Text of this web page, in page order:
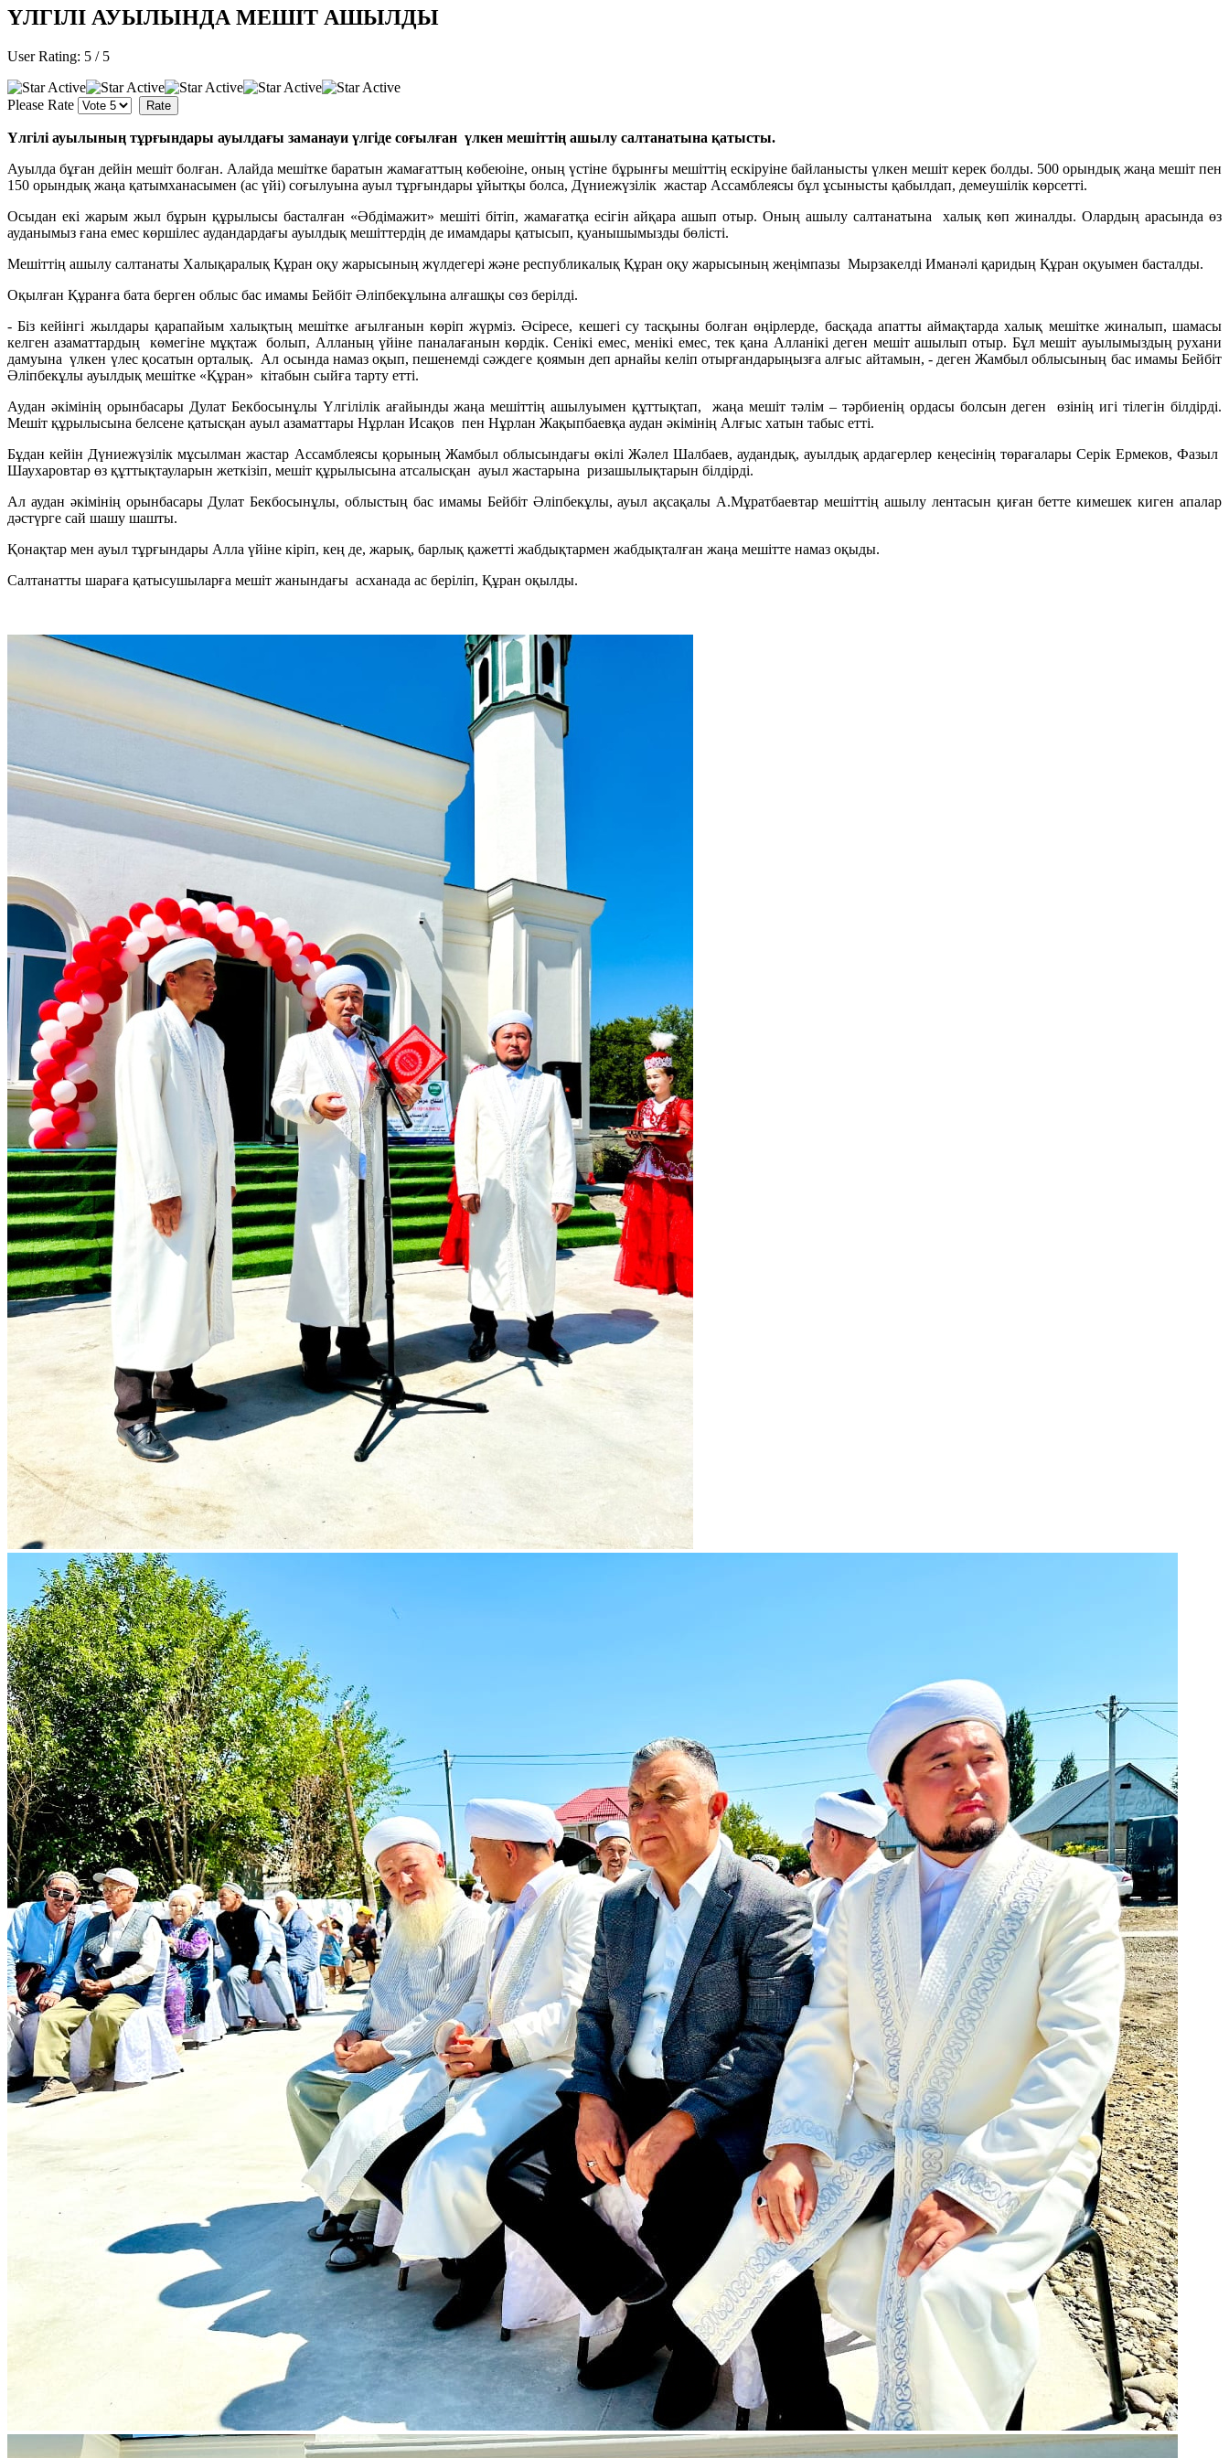
ҮЛГІЛІ АУЫЛЫНДА МЕШІТ АШЫЛДЫ
User Rating: 5 / 5
Please Rate
Үлгілі ауылының тұрғындары ауылдағы заманауи үлгіде соғылған үлкен мешіттің ашылу салтанатына қатысты.
Ауылда бұған дейін мешіт болған. Алайда мешітке баратын жамағаттың көбеюіне, оның үстіне бұрынғы мешіттің ескіруіне байланысты үлкен мешіт керек болды. 500 орындық жаңа мешіт пен
150 орындық жаңа қатымханасымен (ас үйі) соғылуына ауыл тұрғындары ұйытқы болса, Дүниежүзілік жастар Ассамблеясы бұл ұсынысты қабылдап, демеушілік көрсетті.
Осыдан екі жарым жыл бұрын құрылысы басталған «Әбдімажит» мешіті бітіп, жамағатқа есігін айқара ашып отыр. Оның ашылу салтанатына халық көп жиналды. Олардың арасында өз
ауданымыз ғана емес көршілес аудандардағы ауылдық мешіттердің де имамдары қатысып, қуанышымызды бөлісті.
Мешіттің ашылу салтанаты Халықаралық Құран оқу жарысының жүлдегері және республикалық Құран оқу жарысының жеңімпазы Мырзакелді Иманәлі қаридың Құран оқуымен басталды.
Оқылған Құранға бата берген облыс бас имамы Бейбіт Әліпбекұлына алғашқы сөз берілді.
- Біз кейінгі жылдары қарапайым халықтың мешітке ағылғанын көріп жүрміз. Әсіресе, кешегі су тасқыны болған өңірлерде, басқада апатты аймақтарда халық мешітке жиналып, шамасы
келген азаматтардың көмегіне мұқтаж болып, Алланың үйіне паналағанын көрдік. Сенікі емес, менікі емес, тек қана Алланікі деген мешіт ашылып отыр. Бұл мешіт ауылымыздың рухани
дамуына үлкен үлес қосатын орталық. Ал осында намаз оқып, пешенемді сәждеге қоямын деп арнайы келіп отырғандарыңызға алғыс айтамын, - деген Жамбыл облысының бас имамы Бейбіт
Әліпбекұлы ауылдық мешітке «Құран» кітабын сыйға тарту етті.
Аудан әкімінің орынбасары Дулат Бекбосынұлы Үлгілілік ағайынды жаңа мешіттің ашылуымен құттықтап, жаңа мешіт тәлім – тәрбиенің ордасы болсын деген өзінің игі тілегін білдірді.
Мешіт құрылысына белсене қатысқан ауыл азаматтары Нұрлан Исақов пен Нұрлан Жақыпбаевқа аудан әкімінің Алғыс хатын табыс етті.
Бұдан кейін Дүниежүзілік мұсылман жастар Ассамблеясы қорының Жамбыл облысындағы өкілі Жәлел Шалбаев, аудандық, ауылдық ардагерлер кеңесінің төрағалары Серік Ермеков, Фазыл
Шаухаровтар өз құттықтауларын жеткізіп, мешіт құрылысына атсалысқан ауыл жастарына ризашылықтарын білдірді.
Ал аудан әкімінің орынбасары Дулат Бекбосынұлы, облыстың бас имамы Бейбіт Әліпбекұлы, ауыл ақсақалы А.Мұратбаевтар мешіттің ашылу лентасын қиған бетте кимешек киген апалар
дәстүрге сай шашу шашты.
Қонақтар мен ауыл тұрғындары Алла үйіне кіріп, кең де, жарық, барлық қажетті жабдықтармен жабдықталған жаңа мешітте намаз оқыды.
Салтанатты шараға қатысушыларға мешіт жанындағы асханада ас беріліп, Құран оқылды.